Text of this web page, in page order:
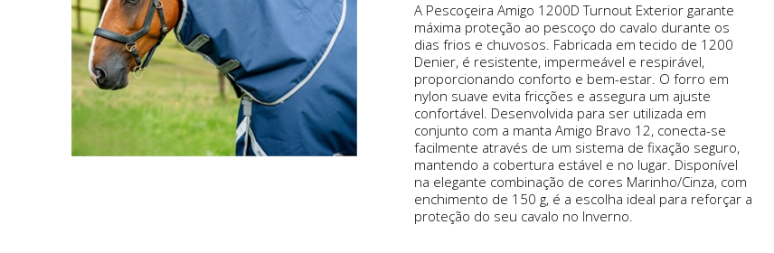
A Pescoçeira Amigo 1200D Turnout Exterior garante
máxima proteção ao pescoço do cavalo durante os
dias frios e chuvosos. Fabricada em tecido de 1200
Denier, é resistente, impermeável e respirável,
proporcionando conforto e bem-estar. O forro em
nylon suave evita fricções e assegura um ajuste
confortável. Desenvolvida para ser utilizada em
conjunto com a manta Amigo Bravo 12, conecta-se
facilmente através de um sistema de fixação seguro,
mantendo a cobertura estável e no lugar. Disponível
na elegante combinação de cores Marinho/Cinza, com
enchimento de 150 g, é a escolha ideal para reforçar a
proteção do seu cavalo no Inverno.